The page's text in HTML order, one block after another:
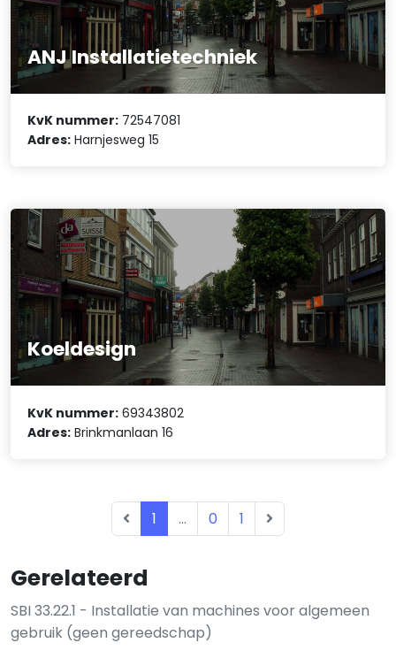
Gerelateerd
SBI 33.22.1 - Installatie van machines voor algemeen
gebruik (geen gereedschap)
ANJ Installatietechniek
KvK nummer: 72547081
Adres: Harnjesweg 15
Koeldesign
KvK nummer: 69343802
Adres: Brinkmanlaan 16
1 ... 0 1